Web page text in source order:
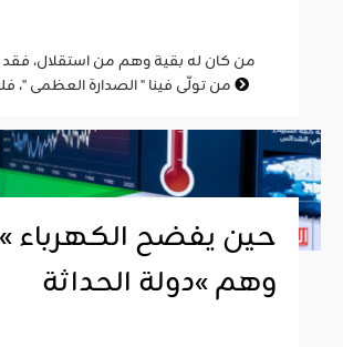
من تولّى فينا " الصدارة العظمى "،
« حين يفضح الكهرباء
وهم »دولة الحداثة